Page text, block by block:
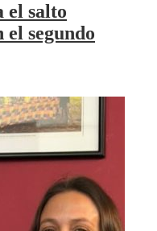
el salto
segundo